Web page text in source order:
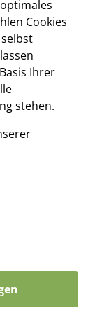
Cookies
Ihrer
stehen.